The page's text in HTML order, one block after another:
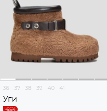
36 37 38 39 40 41
Уги